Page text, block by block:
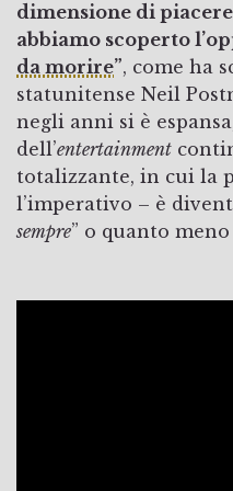
dimensione di
abbiamo scoperto
da morire”, come ha
statunitense Neil
negli anni si è
dell’entertainment
totalizzante, in cui la
l’imperativo – è
sempre” o quanto meno